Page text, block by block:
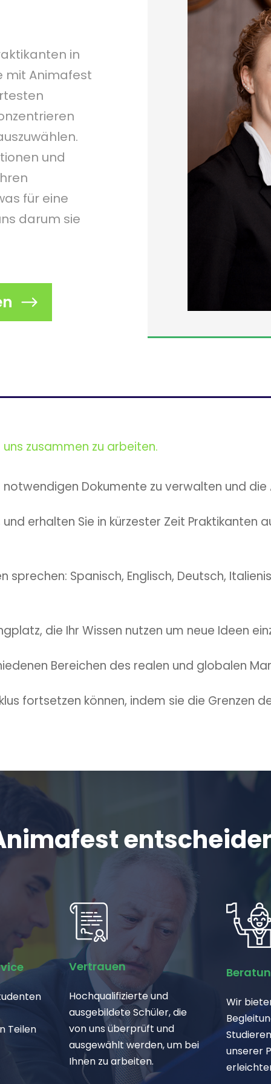
in
mit Animafest
und
für eine
darum sie
zusammen zu arbeiten.
Dokumente zu verwalten und
erhalten Sie in kürzester Zeit Praktikanten
Spanisch, Englisch, Deutsch,
die Ihr Wissen nutzen um neue Ideen
Bereichen des realen und globalen
fortsetzen können, indem sie die Grenzen
Teilen
Vertrauen
Hochqualifizierte und
ausgebildete Schüler, die
von uns überprüft und
ausgewählt werden, um bei
Ihnen zu arbeiten.
Wir
unserer